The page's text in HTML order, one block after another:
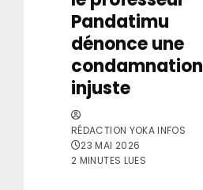
Pandatimu
dénonce une
condamnation
injuste
RÉDACTION YOKA INFOS
23 MAI 2026
2 MINUTES LUES